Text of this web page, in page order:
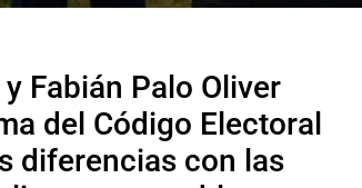
Fabián Palo Oliver
del Código Electoral
diferencias con las